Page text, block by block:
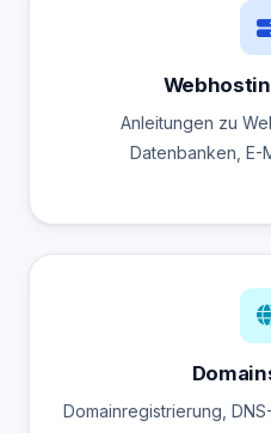
Anleitungen zu
Datenbanken, E-
Domainregistrierung,